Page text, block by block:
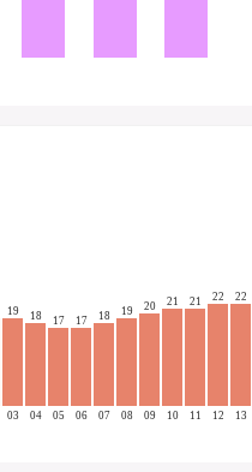
19
03
18
04
17
05
17
06
18
07
19
08
20
09
21
10
21
11
22
12
22
13